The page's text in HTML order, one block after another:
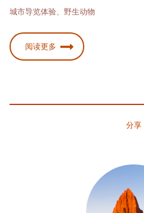
城市导览体验、野生动物
阅读更多
分享